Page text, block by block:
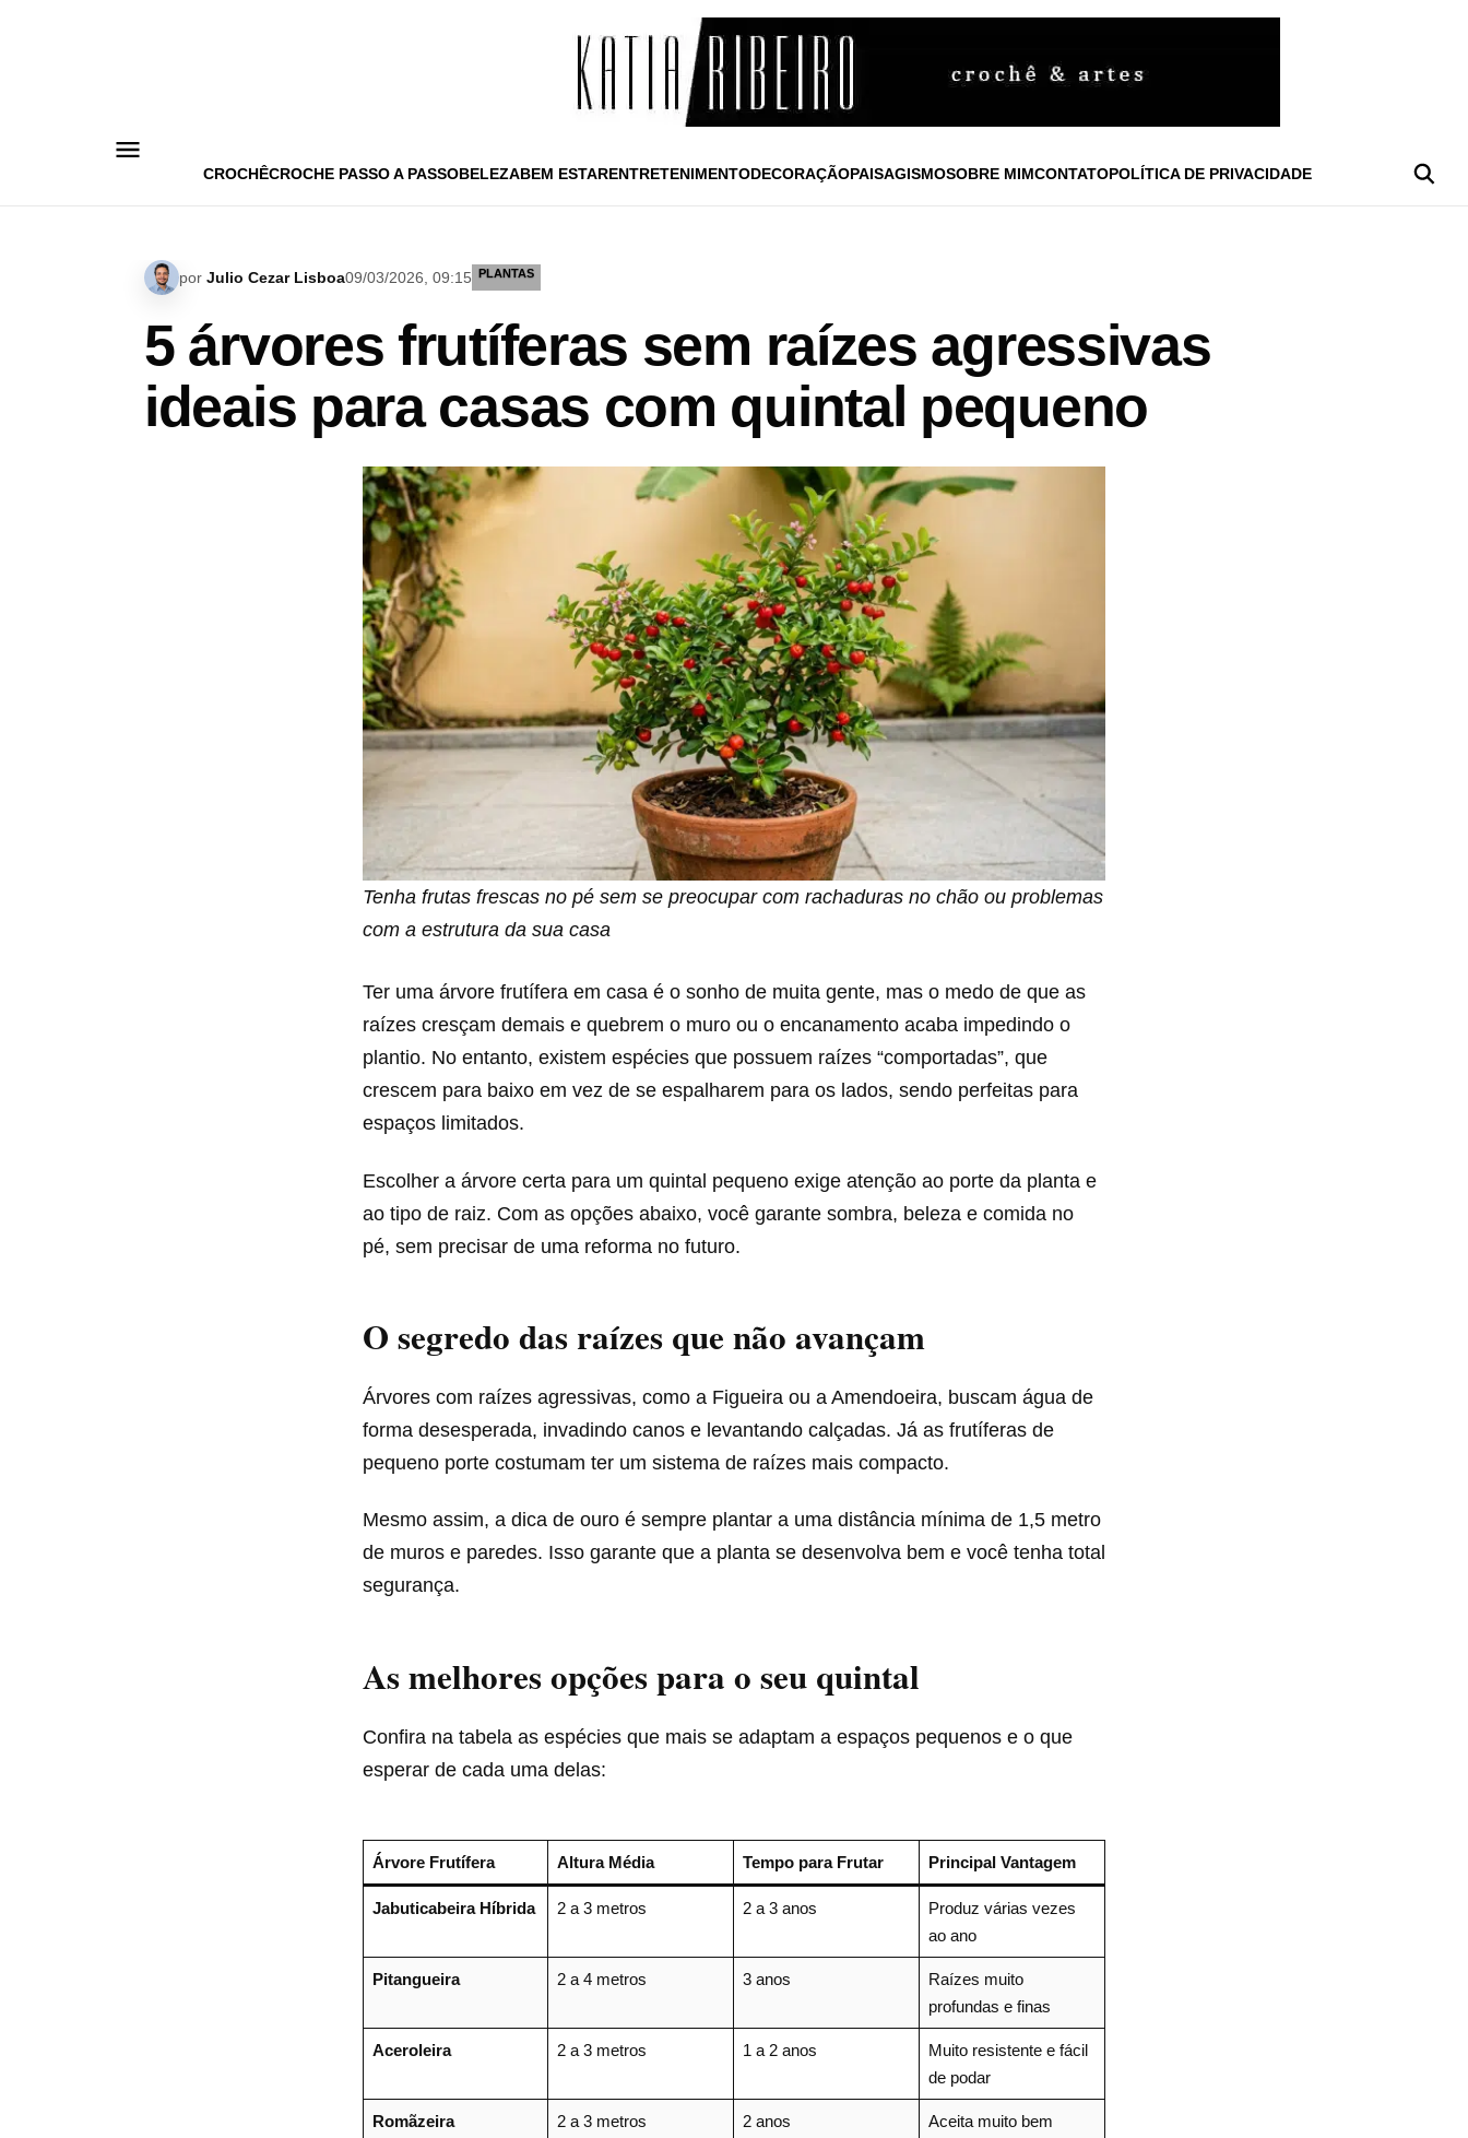
CROCHÊCROCHE PASSO A PASSOBELEZABEM ESTARENTRETENIMENTODECORAÇÃOPAISAGISMOSOBRE MIMCONTATOPOLÍTICA DE PRIVACIDADE
por Julio Cezar Lisboa09/03/2026, 09:15 PLANTAS
5 árvores frutíferas sem raízes agressivas
ideais para casas com quintal pequeno
Tenha frutas frescas no pé sem se preocupar com rachaduras no chão ou problemas
com a estrutura da sua casa
Ter uma árvore frutífera em casa é o sonho de muita gente, mas o medo de que as
raízes cresçam demais e quebrem o muro ou o encanamento acaba impedindo o
plantio. No entanto, existem espécies que possuem raízes “comportadas”, que
crescem para baixo em vez de se espalharem para os lados, sendo perfeitas para
espaços limitados.
Escolher a árvore certa para um quintal pequeno exige atenção ao porte da planta e
ao tipo de raiz. Com as opções abaixo, você garante sombra, beleza e comida no
pé, sem precisar de uma reforma no futuro.
O segredo das raízes que não avançam
Árvores com raízes agressivas, como a Figueira ou a Amendoeira, buscam água de
forma desesperada, invadindo canos e levantando calçadas. Já as frutíferas de
pequeno porte costumam ter um sistema de raízes mais compacto.
Mesmo assim, a dica de ouro é sempre plantar a uma distância mínima de 1,5 metro
de muros e paredes. Isso garante que a planta se desenvolva bem e você tenha total
segurança.
As melhores opções para o seu quintal
Confira na tabela as espécies que mais se adaptam a espaços pequenos e o que
esperar de cada uma delas:
Árvore Frutífera Altura Média Tempo para Frutar Principal Vantagem
Jabuticabeira Híbrida 2 a 3 metros 2 a 3 anos
Produz várias vezes
ao ano
Pitangueira 2 a 4 metros 3 anos
Raízes muito
profundas e finas
Aceroleira 2 a 3 metros 1 a 2 anos
Muito resistente e fácil
de podar
Romãzeira 2 a 3 metros 2 anos
Aceita muito bem